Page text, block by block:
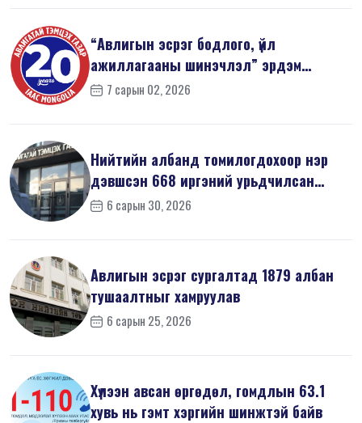
“Авлигын эсрэг бодлого, үйл
ажиллагааны шинэчлэл” эрдэм
шинжилгээний б...
7 сарын 02, 2026
Нийтийн албанд томилогдохоор нэр
дэвшсэн 668 иргэний урьдчилсан
мэдүүл...
6 сарын 30, 2026
Авлигын эсрэг сургалтад 1879 албан
тушаалтныг хамруулав
6 сарын 25, 2026
Хүлээн авсан өргөдөл, гомдлын 63.1
хувь нь гэмт хэргийн шинжтэй байв